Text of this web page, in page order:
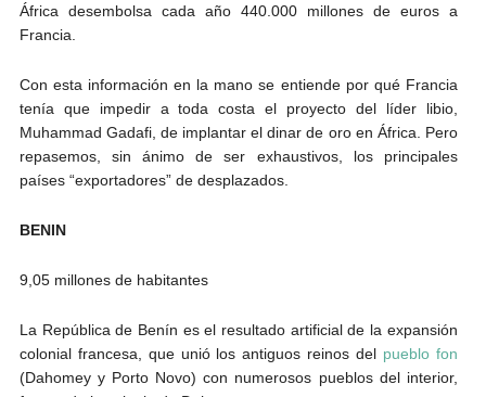
África desembolsa cada año 440.000 millones de euros a
Francia.
Con esta información en la mano se entiende por qué Francia
tenía que impedir a toda costa el proyecto del líder libio,
Muhammad Gadafi, de implantar el dinar de oro en África. Pero
repasemos, sin ánimo de ser exhaustivos, los principales
países “exportadores” de desplazados.
BENIN
9,05 millones de habitantes
La República de Benín es el resultado artificial de la expansión
colonial francesa, que unió los antiguos reinos del pueblo fon
(Dahomey y Porto Novo) con numerosos pueblos del interior,